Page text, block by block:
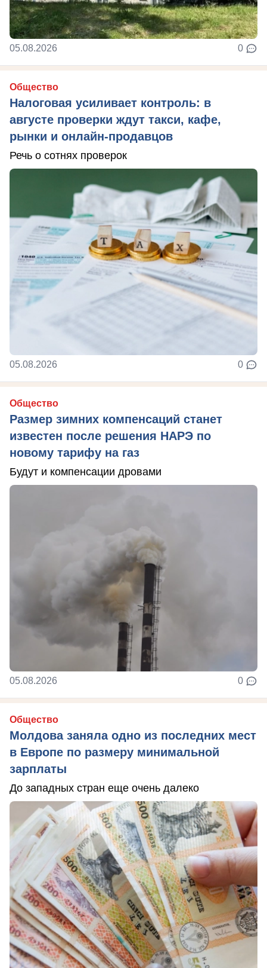
05.08.2026 0
Общество
Налоговая усиливает контроль: в
августе проверки ждут такси, кафе,
рынки и онлайн-продавцов
Речь о сотнях проверок
05.08.2026 0
Общество
Размер зимних компенсаций станет
известен после решения НАРЭ по
новому тарифу на газ
Будут и компенсации дровами
05.08.2026 0
Общество
Молдова заняла одно из последних мест
в Европе по размеру минимальной
зарплаты
До западных стран еще очень далеко